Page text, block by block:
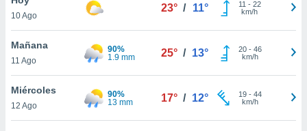
en
más
nuestra
10 Ago
23° / 11° 11 - 22
km/h
Mañana
11 Ago
90%
1.9 mm
25° / 13° 20- 46
km/h
Miércoles
12 Ago
90%
13 mm
17° / 12° 19- 44
km/h